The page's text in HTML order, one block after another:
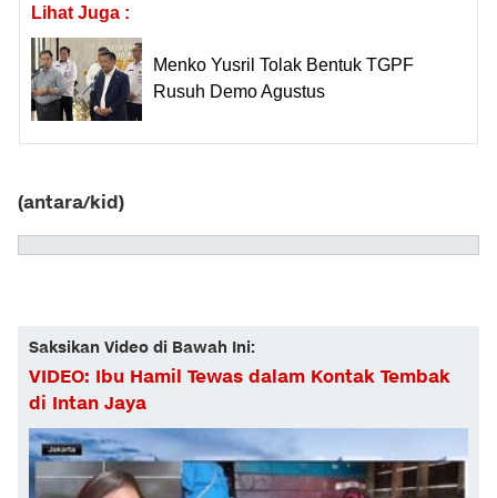
Lihat Juga :
Menko Yusril Tolak Bentuk TGPF
Rusuh Demo Agustus
(antara/kid)
Saksikan Video di Bawah Ini:
VIDEO: Ibu Hamil Tewas dalam Kontak Tembak
di Intan Jaya